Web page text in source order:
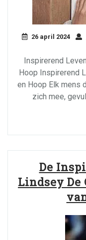
26 april 2024
Inspirerend
Hoop Inspirerend
en Hoop Elk mens
zich mee,
De
Lindsey De